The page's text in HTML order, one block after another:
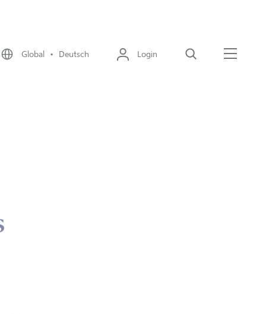
Global • Deutsch Login